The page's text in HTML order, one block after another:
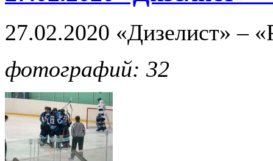
27.02.2020 «Дизелист» –
фотографий: 32